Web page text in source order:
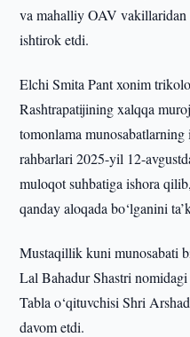
va mahalliy OAV
ishtirok etdi.
Elchi Smita Pant xonim
Rashtrapatijining xalqqa
tomonlama
rahbarlari 2025-yil 12-
muloqot suhbatiga ishora
qanday aloqada bo‘lganini
Mustaqillik kuni munosabati
Lal Bahadur Shastri
Tabla o‘qituvchisi Shri
davom etdi.